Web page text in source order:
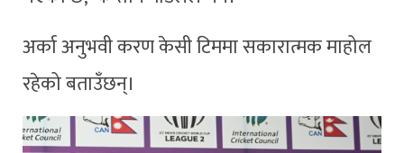
अर्का अनुभवी करण केसी टिममा सकारात्मक माहोल
रहेको बताउँछन्।